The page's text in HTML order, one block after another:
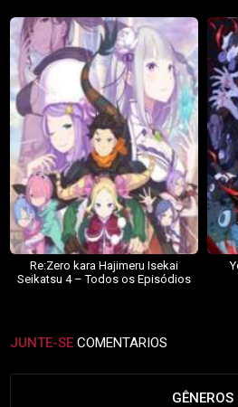
Re:Zero kara Hajimeru Isekai
Seikatsu 4 – Todos os Episódios
JUNTE-SE COMENTARIOS
GÊNEROS